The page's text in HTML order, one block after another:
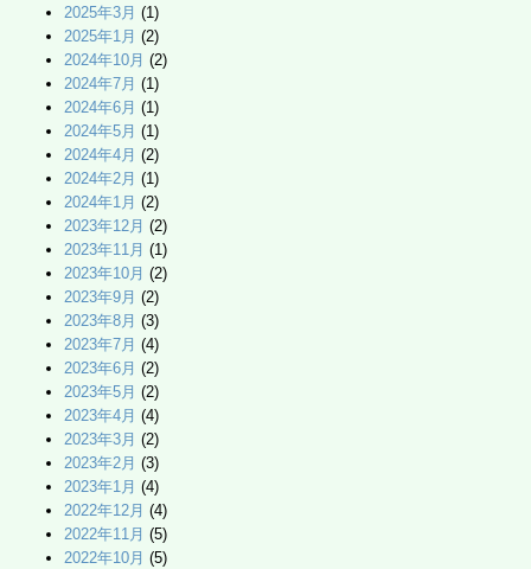
2025年3月 (1)
2025年1月 (2)
2024年10月 (2)
2024年7月 (1)
2024年6月 (1)
2024年5月 (1)
2024年4月 (2)
2024年2月 (1)
2024年1月 (2)
2023年12月 (2)
2023年11月 (1)
2023年10月 (2)
2023年9月 (2)
2023年8月 (3)
2023年7月 (4)
2023年6月 (2)
2023年5月 (2)
2023年4月 (4)
2023年3月 (2)
2023年2月 (3)
2023年1月 (4)
2022年12月 (4)
2022年11月 (5)
2022年10月 (5)